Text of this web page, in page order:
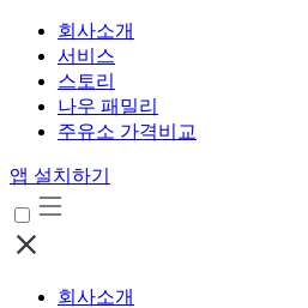
회사소개
서비스
스토리
나우 패밀리
주유소 가격비교
앱 설치하기
회사소개